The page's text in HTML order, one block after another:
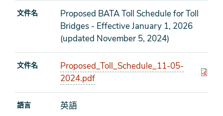
文件名
Proposed BATA Toll Schedule for Toll
Bridges - Effective January 1, 2026
(updated November 5, 2024)
文件名
Proposed_Toll_Schedule_11-05-
2024.pdf
語言 英語